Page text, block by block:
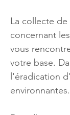
La collecte de
concernant
vous
votre base.
l'éradication
environnantes.